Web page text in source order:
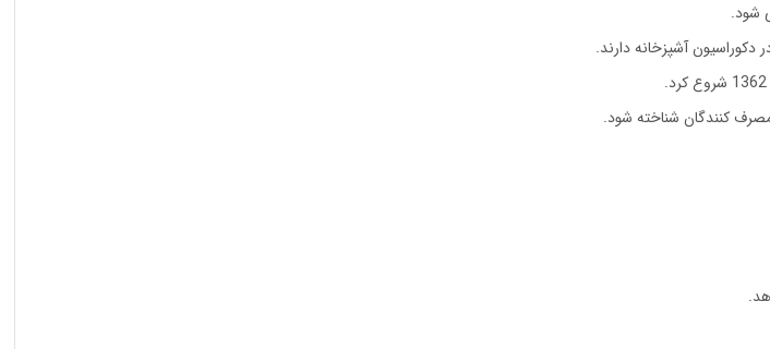
شود.
آشپزخانه دارند.
کنندگان شناخته شود.